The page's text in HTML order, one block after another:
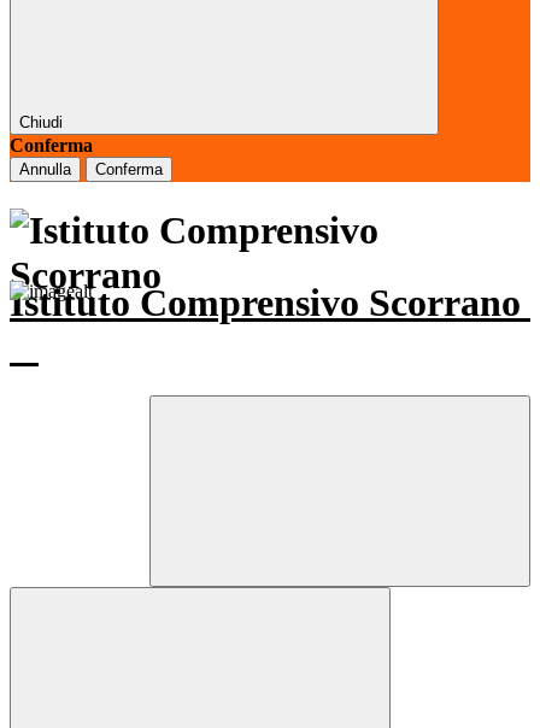
Chiudi
Conferma
Annulla Conferma
Istituto Comprensivo Scorrano